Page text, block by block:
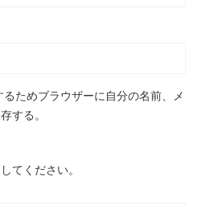
ためブラウザーに自分の名前、メ
する。
てください。